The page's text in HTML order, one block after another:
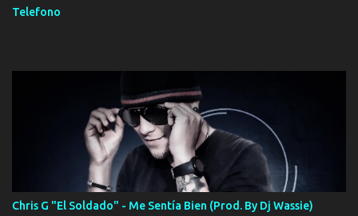
Telefono
Chris G "El Soldado" - Me Sentía Bien (Prod. By Dj Wassie)